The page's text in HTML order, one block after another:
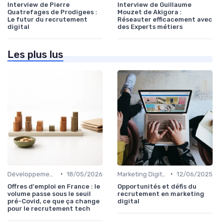
Interview de Pierre
Quatrefages de Prodigees :
Le futur du recrutement
digital
Interview de Guillaume
Mouzet de Akigora :
Réseauter efficacement avec
des Experts métiers
Les plus lus
• 18/05/2026
Offres d'emploi en France : le
volume passe sous le seuil
pré-Covid, ce que ça change
pour le recrutement tech
• 12/06/2025
Opportunités et défis du
recrutement en marketing
digital